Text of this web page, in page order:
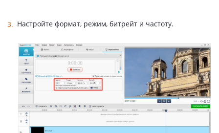
Настройте формат, режим, битрейт и частоту.